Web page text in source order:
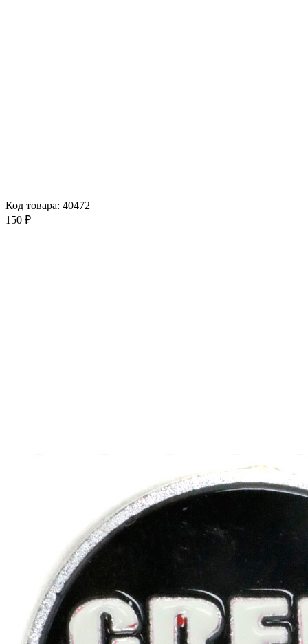
Код товара: 40472
150 ₽